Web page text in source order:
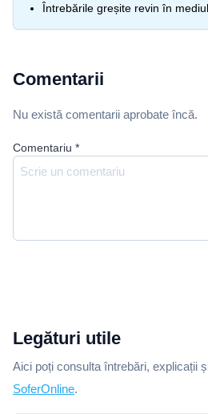
Întrebările greșite revin în
Comentarii
Nu există comentarii aprobate încă.
Comentariu *
Legături utile
Aici poți consulta întrebări, explicații
SoferOnline.